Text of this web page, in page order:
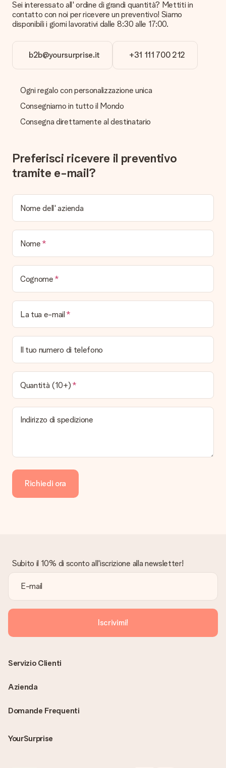
ricevuta viene inviata in allegato all' e-mail di conferma oppure
sarà visualizzabile sul proprio account MySurprise. In questo
modo puoi inviare il regalo direttamente al destinatario,
Sei interessato all' ordine di grandi quantità? Mettiti in
contatto con noi per ricevere un preventivo! Siamo
disponibili i giorni lavorativi dalle 8:30 alle 17:00.
b2b@yoursurprise.it +31 111 700 212
Ogni regalo con personalizzazione unica
Consegniamo in tutto il Mondo
Consegna direttamente al destinatario
Preferisci ricevere il preventivo
tramite e-mail?
Nome dell' azienda
Nome
Cognome
La tua e-mail
Il tuo numero di telefono
Quantità (10+)
Indirizzo di spedizione
Richiedi ora
Subito il 10% di sconto all'iscrizione alla newsletter!
Iscrivimi!
Domande Frequenti
YourSurprise
Servizio Clienti
Azienda